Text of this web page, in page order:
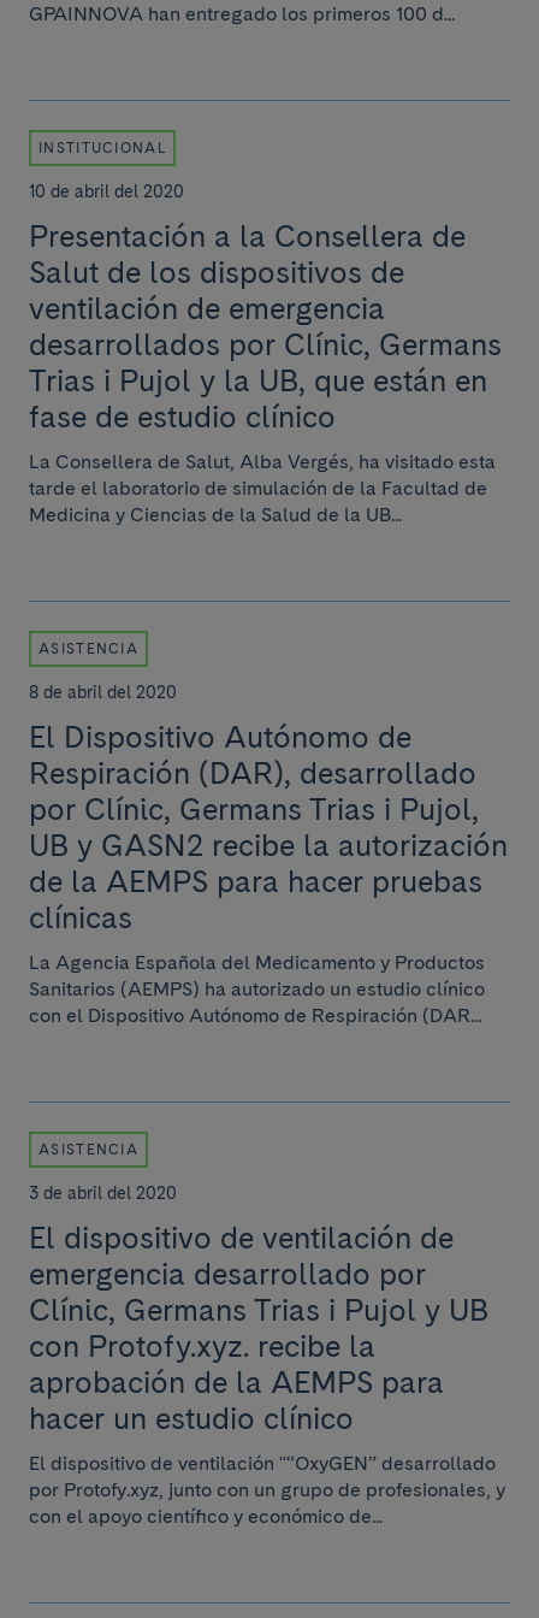
GPAINNOVA han entregado los primeros 100 d...
INSTITUCIONAL
10 de abril del 2020
Presentación a la Consellera de
Salut de los dispositivos de
ventilación de emergencia
desarrollados por Clínic, Germans
Trias i Pujol y la UB, que están en
fase de estudio clínico
La Consellera de Salut, Alba Vergés, ha visitado esta
tarde el laboratorio de simulación de la Facultad de
Medicina y Ciencias de la Salud de la UB...
ASISTENCIA
8 de abril del 2020
El Dispositivo Autónomo de
Respiración (DAR), desarrollado
por Clínic, Germans Trias i Pujol,
UB y GASN2 recibe la autorización
de la AEMPS para hacer pruebas
clínicas
La Agencia Española del Medicamento y Productos
Sanitarios (AEMPS) ha autorizado un estudio clínico
con el Dispositivo Autónomo de Respiración (DAR...
ASISTENCIA
3 de abril del 2020
El dispositivo de ventilación de
emergencia desarrollado por
Clínic, Germans Trias i Pujol y UB
con Protofy.xyz. recibe la
aprobación de la AEMPS para
hacer un estudio clínico
El dispositivo de ventilación "“OxyGEN” desarrollado
por Protofy.xyz, junto con un grupo de profesionales, y
con el apoyo científico y económico de...